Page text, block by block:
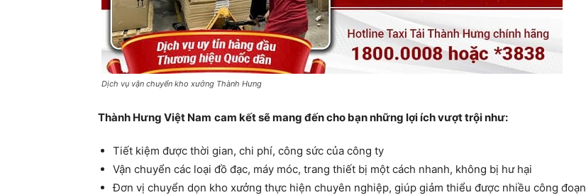
Dịch vụ vận chuyển kho xưởng Thành Hưng
Thành Hưng Việt Nam cam kết sẽ mang đến cho bạn những lợi ích vượt trội như:
Tiết kiệm được thời gian, chi phí, công sức của công ty
Vận chuyển các loại đồ đạc, máy móc, trang thiết bị một cách nhanh, không bị hư hại
Đơn vị chuyển dọn kho xưởng thực hiện chuyên nghiệp, giúp giảm thiểu được nhiều công đoạn